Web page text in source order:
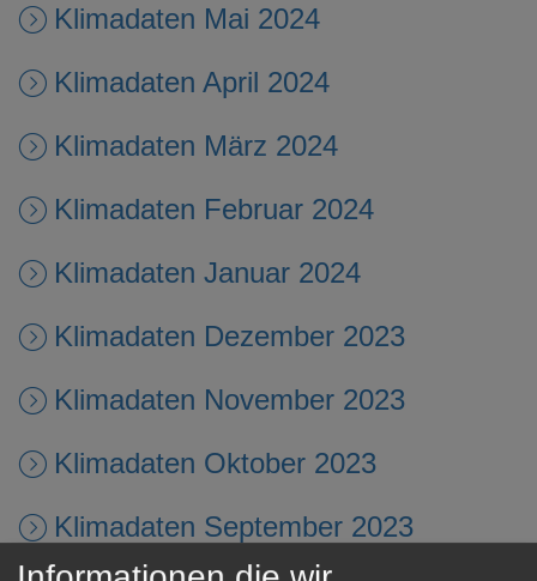
Klimadaten Mai 2024
Klimadaten April 2024
Klimadaten März 2024
Klimadaten Februar 2024
Klimadaten Januar 2024
Klimadaten Dezember 2023
Klimadaten November 2023
Klimadaten Oktober 2023
Klimadaten September 2023